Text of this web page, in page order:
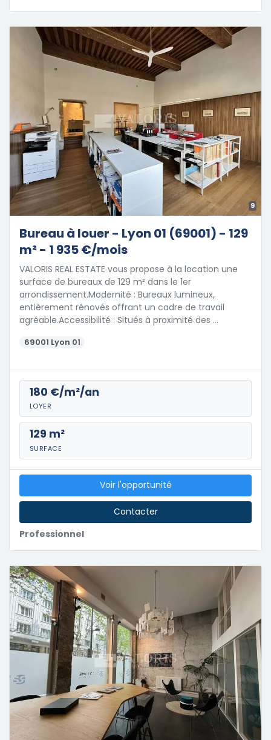
9
Bureau à louer - Lyon 01 (69001) - 129
m² - 1 935 €/mois
VALORIS REAL ESTATE vous propose à la location une
surface de bureaux de 129 m² dans le 1er
arrondissement.Modernité : Bureaux lumineux,
entièrement rénovés offrant un cadre de travail
agréable.Accessibilité : Situés à proximité des …
69001 Lyon 01
180 €/m²/an
LOYER
129 m²
SURFACE
Professionnel
Voir l'opportunité
Contacter